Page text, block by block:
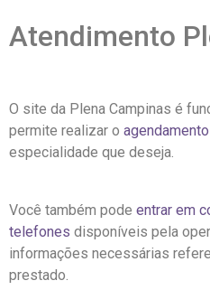
Atendimento
O site da Plena Campinas é
permite realizar o
especialidade que deseja.
Você também pode entrar em
telefones disponíveis pela
informações necessárias
prestado.